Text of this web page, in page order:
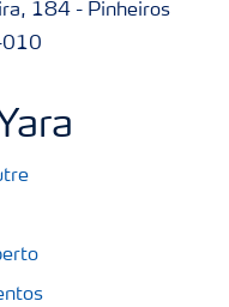
184 - Pinheiros
010